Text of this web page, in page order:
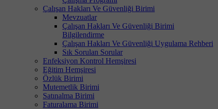
Çalışan Hakları Ve Güvenliği Birimi
Mevzuatlar
Çalışan Hakları Ve Güvenliği Birimi
Bilgilendirme
Çalışan Hakları Ve Güvenliği Uygulama Rehberi
Sık Sorulan Sorular
Enfeksiyon Kontrol Hemşiresi
Eğitim Hemşiresi
Özlük Birimi
Mutemetlik Birimi
Satınalma Birimi
Faturalama Birimi